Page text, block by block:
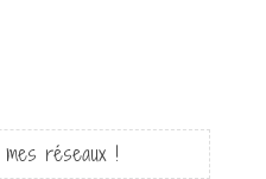
réseaux !